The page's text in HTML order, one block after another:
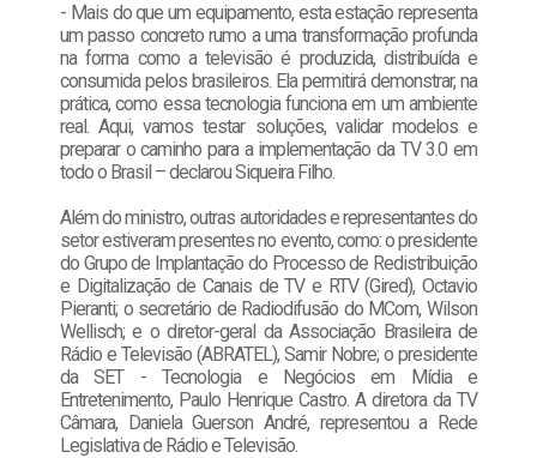
- Mais do que um equipamento, esta estação representa
um passo concreto rumo a uma transformação profunda
na forma como a televisão é produzida, distribuída e
consumida pelos brasileiros. Ela permitirá demonstrar, na
prática, como essa tecnologia funciona em um ambiente
real. Aqui, vamos testar soluções, validar modelos e
preparar o caminho para a implementação da TV 3.0 em
todo o Brasil – declarou Siqueira Filho.
Além do ministro, outras autoridades e representantes do
setor estiveram presentes no evento, como: o presidente
do Grupo de Implantação do Processo de Redistribuição
e Digitalização de Canais de TV e RTV (Gired), Octavio
Pieranti; o secretário de Radiodifusão do MCom, Wilson
Wellisch; e o diretor-geral da Associação Brasileira de
Rádio e Televisão (ABRATEL), Samir Nobre; o presidente
da SET - Tecnologia e Negócios em Mídia e
Entretenimento, Paulo Henrique Castro. A diretora da TV
Câmara, Daniela Guerson André, representou a Rede
Legislativa de Rádio e Televisão.